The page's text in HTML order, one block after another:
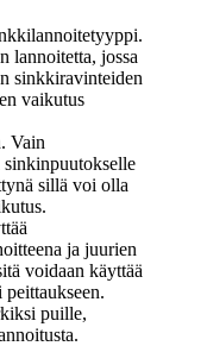
lannoitetta, jossa
sinkkiravinteiden
vaikutus
Vain
sinkinpuutokselle
sillä voi olla
ja juurien
voidaan käyttää
puille,